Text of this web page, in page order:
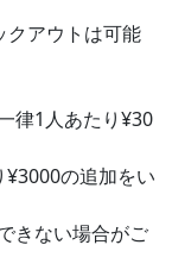
クアウトは可能
律1人あたり¥30
の追加をい
きない場合がご